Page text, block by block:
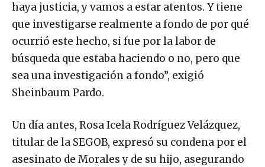
haya justicia, y vamos a estar atentos. Y tiene
que investigarse realmente a fondo de por qué
ocurrió este hecho, si fue por la labor de
búsqueda que estaba haciendo o no, pero que
sea una investigación a fondo”, exigió
Sheinbaum Pardo.
Un día antes, Rosa Icela Rodríguez Velázquez,
titular de la SEGOB, expresó su condena por el
asesinato de Morales y de su hijo, asegurando